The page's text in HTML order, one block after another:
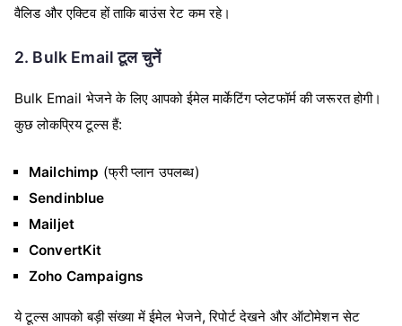
वैलिड और एक्टिव हों ताकि बाउंस रेट कम रहे।
2. Bulk Email टूल चुनें
Bulk Email भेजने के लिए आपको ईमेल मार्केटिंग प्लेटफॉर्म की जरूरत होगी।
कुछ लोकप्रिय टूल्स हैं:
Mailchimp (फ्री प्लान उपलब्ध)
Sendinblue
Mailjet
ConvertKit
Zoho Campaigns
ये टूल्स आपको बड़ी संख्या में ईमेल भेजने, रिपोर्ट देखने और ऑटोमेशन सेट